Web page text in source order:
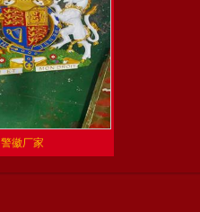
警徽厂家